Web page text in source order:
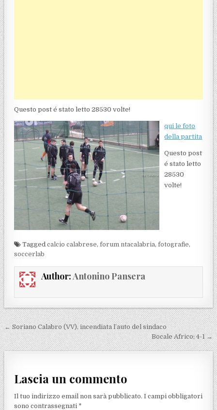
Questo post é stato letto 28530 volte!
qui le foto
della partita
Questo post
é stato letto
28530
volte!
Taggedcalcio calabrese,forum ntacalabria,fotografie,
soccerlab
Author:Antonino Pansera
Navigazione articoli
← Soriano Calabro (VV), incendiata l’auto del sindaco
Bocale Africo; 4-1 →
Lascia un commento
Il tuo indirizzo email non sarà pubblicato. I campi obbligatori
sono contrassegnati *